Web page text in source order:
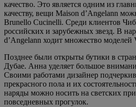
качество. Это является одним из
качеству, вещи Maison d’Angelann
Brunello Cucinelli. Среди клиентов
российских и зарубежных звезд. В
d’Angelann ходит множество моделей
Позднее были открыты бутики в
Дубае. Анна уделяет большое
Своими работами дизайнер
прекрасного пола и их
наряды можно носить на светских
повседневных прогулок.